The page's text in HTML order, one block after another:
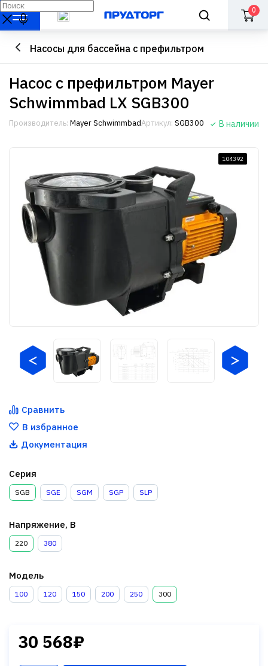
0
Насосы для бассейна с префильтром
Насос с префильтром Mayer
Schwimmbad LX SGB300
Производитель: Mayer SchwimmbadАртикул: SGB300 В наличии
104392
Сравнить
В избранное
Документация
Серия
SGB SGE SGM SGP SLP
Напряжение, В
220 380
Модель
100 120 150 200 250 300
30 568₽